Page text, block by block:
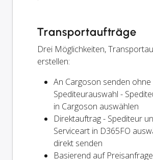
Transportaufträge
Drei Möglichkeiten,
erstellen:
An Cargoson senden ohne
Spediteurauswahl -
in Cargoson auswählen
Direktauftrag - Spediteur
Serviceart in D365FO
direkt senden
Basierend auf